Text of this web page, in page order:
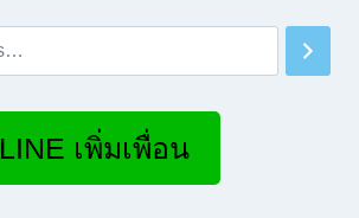
LINE เพิ่มเพื่อน